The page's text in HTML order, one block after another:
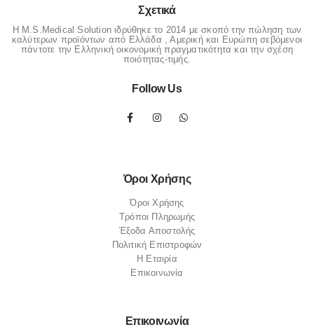
Σχετικά
Η M.S.Medical Solution ιδρύθηκε το 2014 με σκοπό την πώληση των
καλύτερων προϊόντων από Ελλάδα , Αμερική και Ευρώπη σεβόμενοι
πάντοτε την Ελληνική οικονομική πραγματικότητα και την σχέση
ποιότητας-τιμής.
Follow Us
Όροι Χρήσης
Όροι Χρήσης
Τρόποι Πληρωμής
Έξοδα Αποστολής
Πολιτική Επιστροφών
Η Εταιρία
Επικοινωνία
Επικοινωνία